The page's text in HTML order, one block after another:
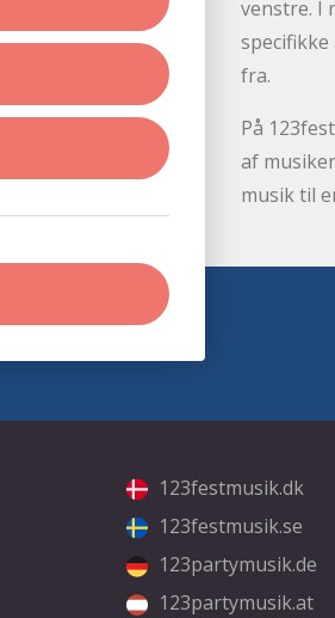
venstre. I
fra.
På
af
musik til
123festmusik.dk
123festmusik.se
123partymusik.de
123partymusik.at